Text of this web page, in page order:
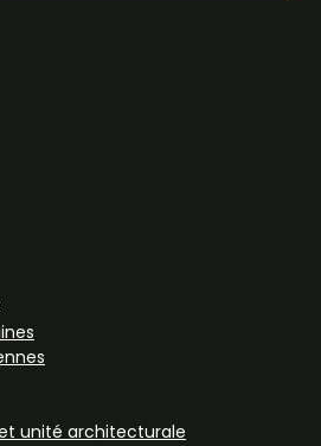
unité architecturale